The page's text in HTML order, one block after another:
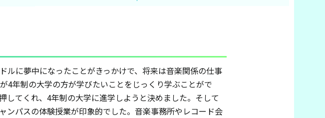
ルに夢中になったことがきっかけで、将来は音楽関係の仕事
4年制の大学の方が学びたいことをじっくり学ぶことがで
してくれ、4年制の大学に進学しようと決めました。そして
ンパスの体験授業が印象的でした。音楽事務所やレコード会